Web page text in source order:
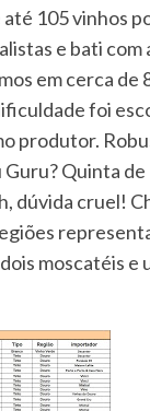
105 vinhos
e bati com
em cerca de
foi
produtor.
Guru? Quinta
dúvida cruel!
moscatéis e